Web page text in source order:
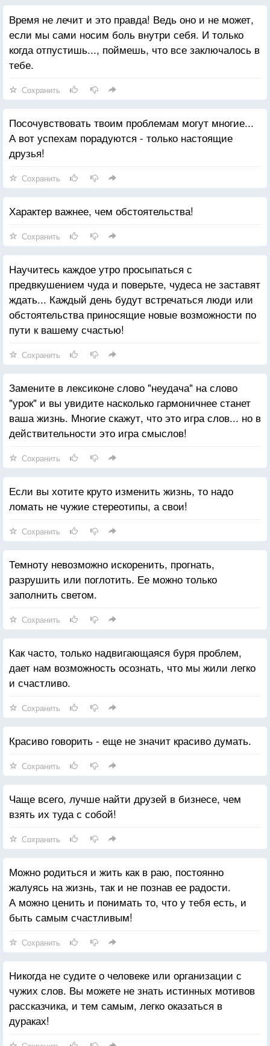
Время не лечит и это правда! Ведь оно и не может,
если мы сами носим боль внутри себя. И только
когда отпустишь..., поймешь, что все заключалось в
тебе.
Сохранить
Посочувствовать твоим проблемам могут многие...
А вот успехам порадуются - только настоящие
друзья!
Сохранить
Характер важнее, чем обстоятельства!
Сохранить
Научитесь каждое утро просыпаться с
предвкушением чуда и поверьте, чудеса не заставят
ждать... Каждый день будут встречаться люди или
обстоятельства приносящие новые возможности по
пути к вашему счастью!
Сохранить
Замените в лексиконе слово "неудача" на слово
"урок" и вы увидите насколько гармоничнее станет
ваша жизнь. Многие скажут, что это игра слов... но в
действительности это игра смыслов!
Сохранить
Если вы хотите круто изменить жизнь, то надо
ломать не чужие стереотипы, а свои!
Сохранить
Темноту невозможно искоренить, прогнать,
разрушить или поглотить. Ее можно только
заполнить светом.
Сохранить
Как часто, только надвигающаяся буря проблем,
дает нам возможность осознать, что мы жили легко
и счастливо.
Сохранить
Красиво говорить - еще не значит красиво думать.
Сохранить
Чаще всего, лучше найти друзей в бизнесе, чем
взять их туда с собой!
Сохранить
Можно родиться и жить как в раю, постоянно
жалуясь на жизнь, так и не познав ее радости.
А можно ценить и понимать то, что у тебя есть, и
быть самым счастливым!
Сохранить
Никогда не судите о человеке или организации с
чужих слов. Вы можете не знать истинных мотивов
рассказчика, и тем самым, легко оказаться в
дураках!